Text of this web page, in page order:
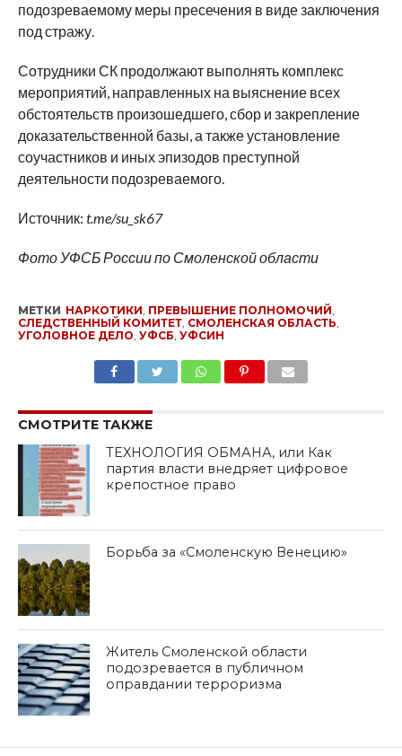
подозреваемому меры пресечения в виде заключения
под стражу.
Сотрудники СК продолжают выполнять комплекс
мероприятий, направленных на выяснение всех
обстоятельств произошедшего, сбор и закрепление
доказательственной базы, а также установление
соучастников и иных эпизодов преступной
деятельности подозреваемого.
Источник: t.me/su_sk67
Фото УФСБ России по Смоленской области
МЕТКИ НАРКОТИКИ, ПРЕВЫШЕНИЕ ПОЛНОМОЧИЙ,
СЛЕДСТВЕННЫЙ КОМИТЕТ, СМОЛЕНСКАЯ ОБЛАСТЬ,
УГОЛОВНОЕ ДЕЛО, УФСБ, УФСИН
СМОТРИТЕ ТАКЖЕ
ТЕХНОЛОГИЯ ОБМАНА, или Как
партия власти внедряет цифровое
крепостное право
Борьба за «Смоленскую Венецию»
Житель Смоленской области
подозревается в публичном
оправдании терроризма